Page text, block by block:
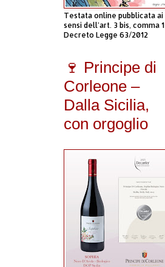
Testata online pubblicata ai
sensi dell'art. 3 bis, comma 1
Decreto Legge 63/2012
🍷 Principe di
Corleone –
Dalla Sicilia,
con orgoglio